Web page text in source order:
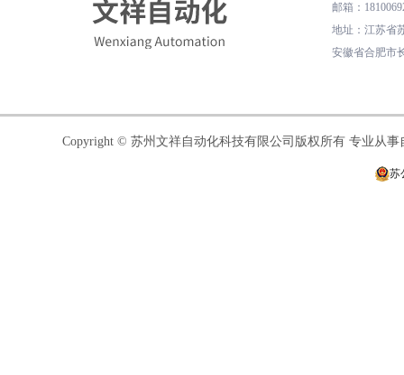
邮箱 ：
地址 ： 江苏省
安徽省合肥市
Copyright © 苏州文祥自动化科技有限公司版权所有 专业从
苏